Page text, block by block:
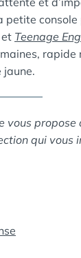
Й
П
Н
Н
S
petite
et Teenage
rapide
jaune.
vous
qui vous